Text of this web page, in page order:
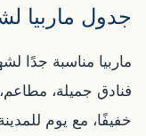
جدول ماربيا
ماربيا مناسبة جدًا
فنادق جميلة،
خفيفًا، مع يوم